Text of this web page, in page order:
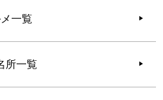
一覧
所一覧